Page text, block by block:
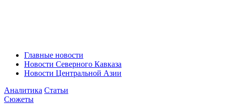
Главные новости
Новости Северного Кавказа
Новости Центральной Азии
Аналитика Статьи
Сюжеты